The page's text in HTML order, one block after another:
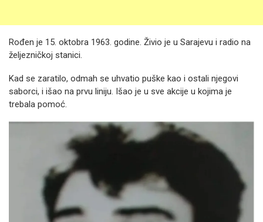
Rođen je 15. oktobra 1963. godine. Živio je u Sarajevu i radio na
željezničkoj stanici.
Kad se zaratilo, odmah se uhvatio puške kao i ostali njegovi
saborci, i išao na prvu liniju. Išao je u sve akcije u kojima je
trebala pomoć.